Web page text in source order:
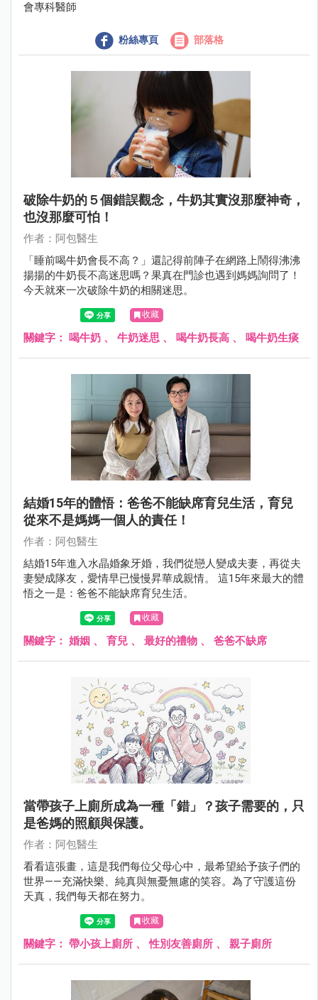
會專科醫師
粉絲專頁 部落格
破除牛奶的５個錯誤觀念，牛奶其實沒那麼神奇，
也沒那麼可怕！
作者：阿包醫生
「睡前喝牛奶會長不高？」還記得前陣子在網路上鬧得沸沸
揚揚的牛奶長不高迷思嗎？果真在門診也遇到媽媽詢問了！
今天就來一次破除牛奶的相關迷思。
收藏
關鍵字： 喝牛奶 、 牛奶迷思 、 喝牛奶長高 、 喝牛奶生痰
結婚15年的體悟：爸爸不能缺席育兒生活，育兒
從來不是媽媽一個人的責任！
作者：阿包醫生
結婚15年進入水晶婚象牙婚，我們從戀人變成夫妻，再從夫
妻變成隊友，愛情早已慢慢昇華成親情。 這15年來最大的體
悟之一是：爸爸不能缺席育兒生活。
收藏
關鍵字： 婚姻 、 育兒 、 最好的禮物 、 爸爸不缺席
當帶孩子上廁所成為一種「錯」？孩子需要的，只
是爸媽的照顧與保護。
作者：阿包醫生
看看這張畫，這是我們每位父母心中，最希望給予孩子們的
世界——充滿快樂、純真與無憂無慮的笑容。為了守護這份
天真，我們每天都在努力。
收藏
關鍵字： 帶小孩上廁所 、性別友善廁所 、 親子廁所